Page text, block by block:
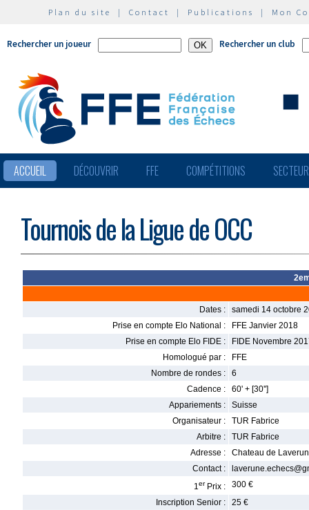
Plan du site | Contact | Publications | Mon
Rechercher un joueur Rechercher un club
ACCUEIL DÉCOUVRIR FFE COMPÉTITIONS
Tournois de la Ligue de OCC
Dates :
samedi 14 octobre
Prise en compte Elo National :
FFE Janvier 2018
Prise en compte Elo FIDE :
FIDE Novembre
Homologué par :
FFE
Nombre de rondes :
6
Cadence :
60' + [30'']
Appariements :
Suisse
Organisateur :
TUR Fabrice
Arbitre :
TUR Fabrice
Adresse :
Chateau de
Contact :
1er Prix :
300 €
Inscription Senior :
25 €